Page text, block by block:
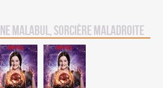
Malabul, sorcière maladroite